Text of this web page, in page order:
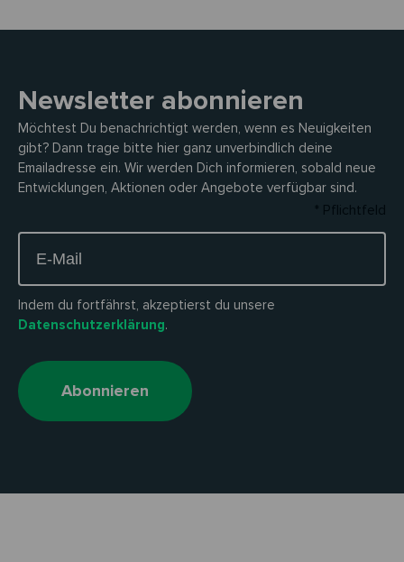
Newsletter abonnieren
Möchtest Du benachrichtigt werden, wenn es Neuigkeiten
gibt? Dann trage bitte hier ganz unverbindlich deine
Emailadresse ein. Wir werden Dich informieren, sobald neue
Entwicklungen, Aktionen oder Angebote verfügbar sind.
* Pflichtfeld
Indem du fortfährst, akzeptierst du unsere
Datenschutzerklärung.
Abonnieren